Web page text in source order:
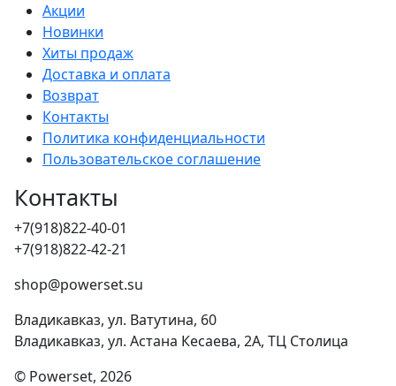
Акции
Новинки
Хиты продаж
Доставка и оплата
Возврат
Контакты
Политика конфиденциальности
Пользовательское соглашение
Контакты
+7(918)822-40-01
+7(918)822-42-21
shop@powerset.su
Владикавказ, ул. Ватутина, 60
Владикавказ, ул. Астана Кесаева, 2А, ТЦ Столица
© Powerset, 2026